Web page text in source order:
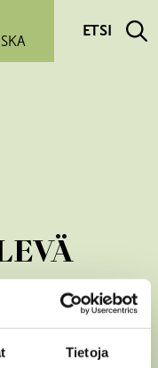
Tietoja
ETSI